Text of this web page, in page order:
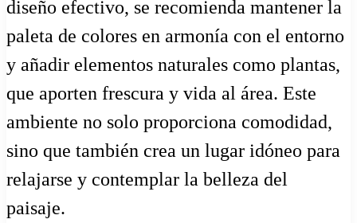
diseño efectivo, se recomienda mantener la
paleta de colores en armonía con el entorno
y añadir elementos naturales como plantas,
que aporten frescura y vida al área. Este
ambiente no solo proporciona comodidad,
sino que también crea un lugar idóneo para
relajarse y contemplar la belleza del
paisaje.